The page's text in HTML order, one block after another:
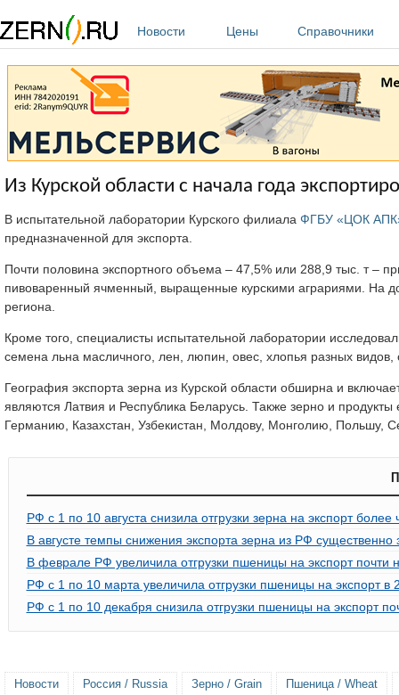
Новости
Цены Справочники
Из Курской области с начала года
В испытательной лаборатории Курского филиала ФГБУ «ЦОК
предназначенной для экспорта.
Почти половина экспортного объема – 47,5% или 288,9 тыс. т –
пивоваренный ячменный, выращенные курскими аграриями. На
региона.
Кроме того, специалисты испытательной лаборатории
семена льна масличного, лен, люпин, овес, хлопья разных
География экспорта зерна из Курской области обширна и
являются Латвия и Республика Беларусь. Также зерно и
Германию, Казахстан, Узбекистан, Молдову, Монголию, Польшу,
РФ с 1 по 10 августа снизила отгрузки зерна на экспорт
В августе темпы снижения экспорта зерна из РФ
В феврале РФ увеличила отгрузки пшеницы на экспорт почти
РФ с 1 по 10 марта увеличила отгрузки пшеницы на экспорт
РФ с 1 по 10 декабря снизила отгрузки пшеницы на экспорт
Новости Россия / Russia Зерно / Grain Пшеница / Wheat